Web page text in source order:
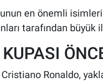
en önemli
tarafından büyük
Cristiano Ronaldo,